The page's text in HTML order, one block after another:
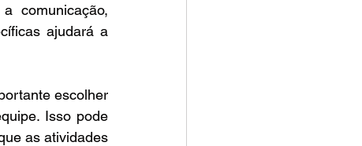
comunicação,
ajudará a
escolher
Isso pode
as atividades